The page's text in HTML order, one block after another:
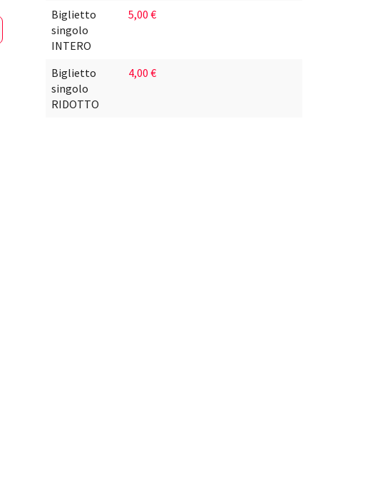
Biglietto
singolo
INTERO
5,00 €
Biglietto
singolo
RIDOTTO
4,00 €